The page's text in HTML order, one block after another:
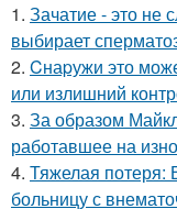
1. Зачатие - это не
выбирает
2. Cнаpужи это
или излишний
3. За образом
работавшее на
4. Тяжелая потеря:
больницу с